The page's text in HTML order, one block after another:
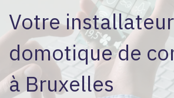
Votre installateur
domotique de
à Bruxelles